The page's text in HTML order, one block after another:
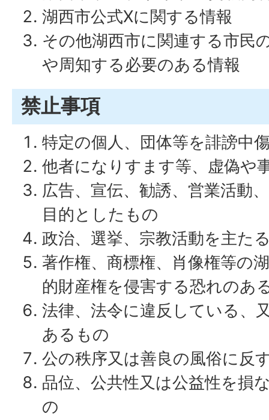
湖西市公式Xに関する情報
その他湖西市に関連する市民
や周知する必要のある情報
禁止事項
特定の個人、団体等を誹謗中
他者になりすます等、虚偽や
広告、宣伝、勧誘、営業活動
目的としたもの
政治、選挙、宗教活動を主た
著作権、商標権、肖像権等の
的財産権を侵害する恐れのあ
法律、法令に違反している、
あるもの
公の秩序又は善良の風俗に反
品位、公共性又は公益性を損
の